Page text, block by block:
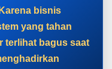
bisnis
yang tahan
terlihat bagus saat